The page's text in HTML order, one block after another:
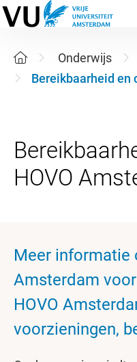
Onderwijs
Bereikbaarheid en
Meer informatie
Amsterdam
HOVO
voorzieningen,